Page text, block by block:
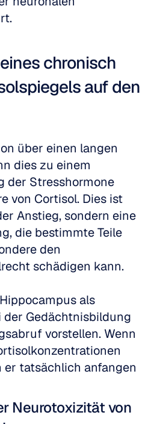
chronisch
auf den
über einen langen
dies zu einem
der Stresshormone
von Cortisol. Dies ist
Anstieg, sondern eine
die bestimmte Teile
den
schädigen kann.
als
Gedächtnisbildung
vorstellen. Wenn
er tatsächlich anfangen
Neurotoxizität von